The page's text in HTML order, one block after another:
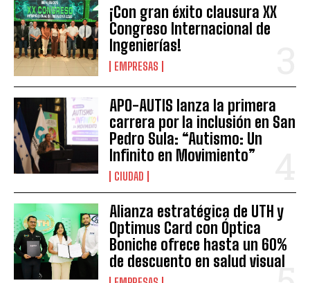
¡Con gran éxito clausura XX
Congreso Internacional de
Ingenierías!
EMPRESAS
APO-AUTIS lanza la primera
carrera por la inclusión en San
Pedro Sula: “Autismo: Un
Infinito en Movimiento”
CIUDAD
Alianza estratégica de UTH y
Optimus Card con Óptica
Boniche ofrece hasta un 60%
de descuento en salud visual